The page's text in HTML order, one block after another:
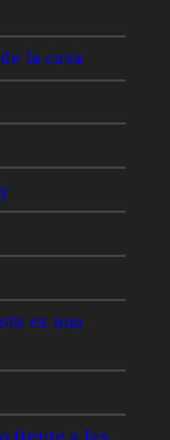
la casa
es una